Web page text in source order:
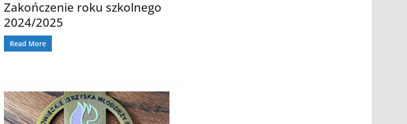
Zakończenie roku szkolnego
2024/2025
Read More